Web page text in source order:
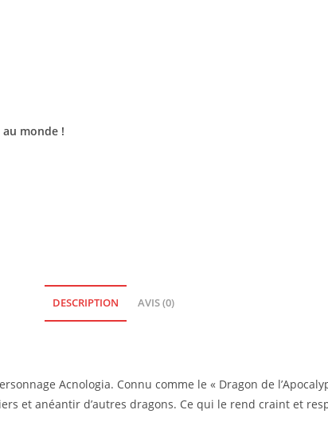
monde !
DESCRIPTION AVIS (0)
Acnologia. Connu comme le « Dragon de
et anéantir d’autres dragons. Ce qui le rend craint et